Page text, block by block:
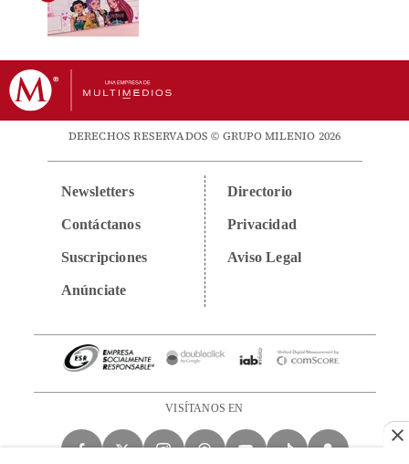
DERECHOS RESERVADOS © GRUPO MILENIO 2026
Newsletters
Contáctanos
Suscripciones
Anúnciate
Directorio
Privacidad
Aviso Legal
VISÍTANOS EN